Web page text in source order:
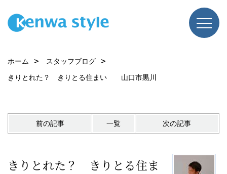
ホーム
スタッフブログ
きりとれた？ きりとる住まい 山口市黒川
前の記事 一覧 次の記事
きりとれた？ きりとる住ま